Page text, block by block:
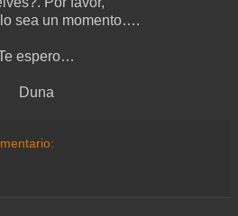
sea un momento….
espero…
Duna